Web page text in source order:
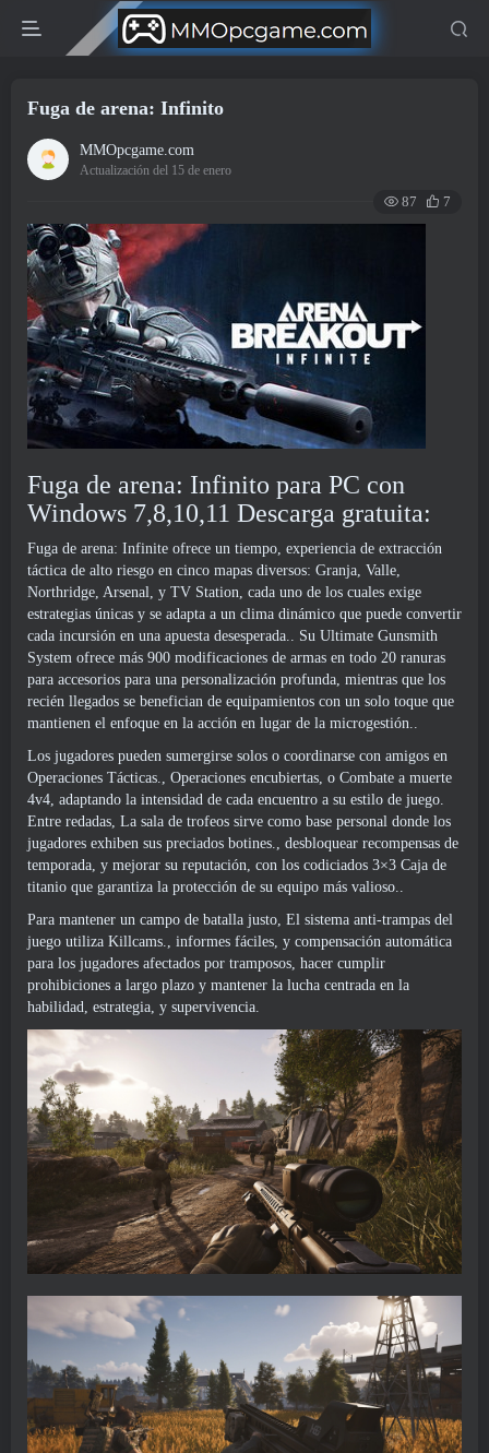
Fuga de arena: Infinito
MMOpcgame.com
Actualización del 15 de enero
87 7
Fuga de arena: Infinito para PC con
Windows 7,8,10,11 Descarga gratuita:
Fuga de arena: Infinite ofrece un tiempo, experiencia de extracción
táctica de alto riesgo en cinco mapas diversos: Granja, Valle,
Northridge, Arsenal, y TV Station, cada uno de los cuales exige
estrategias únicas y se adapta a un clima dinámico que puede convertir
cada incursión en una apuesta desesperada.. Su Ultimate Gunsmith
System ofrece más 900 modificaciones de armas en todo 20 ranuras
para accesorios para una personalización profunda, mientras que los
recién llegados se benefician de equipamientos con un solo toque que
mantienen el enfoque en la acción en lugar de la microgestión..
Los jugadores pueden sumergirse solos o coordinarse con amigos en
Operaciones Tácticas., Operaciones encubiertas, o Combate a muerte
4v4, adaptando la intensidad de cada encuentro a su estilo de juego.
Entre redadas, La sala de trofeos sirve como base personal donde los
jugadores exhiben sus preciados botines., desbloquear recompensas de
temporada, y mejorar su reputación, con los codiciados 3×3 Caja de
titanio que garantiza la protección de su equipo más valioso..
Para mantener un campo de batalla justo, El sistema anti-trampas del
juego utiliza Killcams., informes fáciles, y compensación automática
para los jugadores afectados por tramposos, hacer cumplir
prohibiciones a largo plazo y mantener la lucha centrada en la
habilidad, estrategia, y supervivencia.